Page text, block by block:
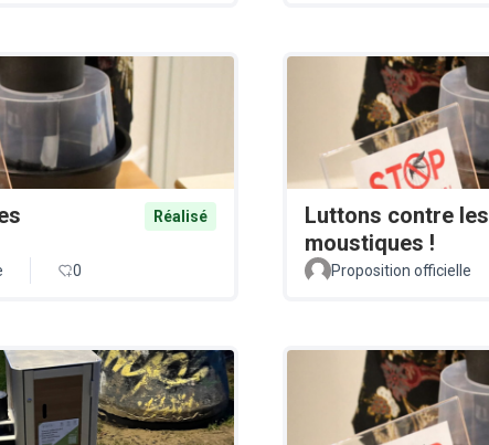
Réalisé
0
Luttons contre les
moustiques !
Proposition officielle